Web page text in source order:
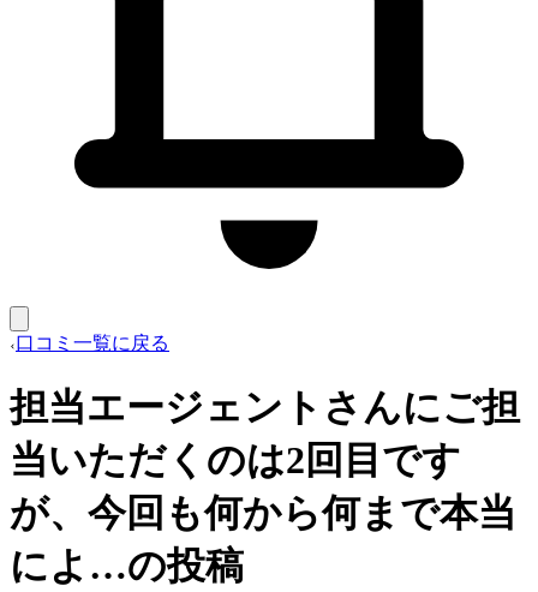
口コミ一覧に戻る
担当エージェントさんにご担
当いただくのは2回目です
が、今回も何から何まで本当
によ…の投稿